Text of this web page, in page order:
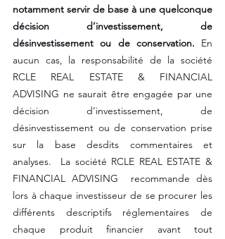
notamment servir de base à une quelconque
décision d’investissement, de
désinvestissement ou de conservation. En
aucun cas, la responsabilité de la société
RCLE REAL ESTATE & FINANCIAL
ADVISING ne saurait être engagée par une
décision d’investissement, de
désinvestissement ou de conservation prise
sur la base desdits commentaires et
analyses.  La société RCLE REAL ESTATE &
FINANCIAL ADVISING  recommande dès
lors à chaque investisseur de se procurer les
différents descriptifs réglementaires de
chaque produit financier avant tout